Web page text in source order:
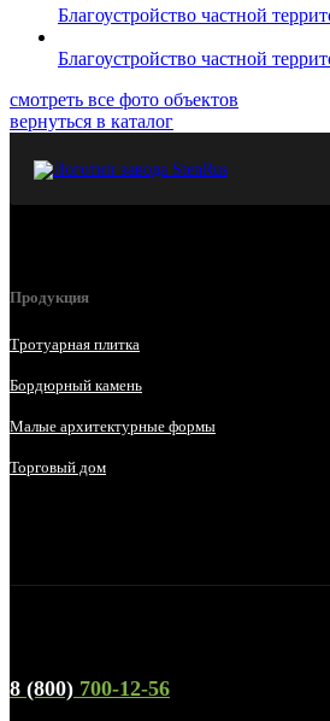
Благоустройство частной
Благоустройство частной
смотреть все фото объектов
вернуться в каталог
Продукция
Тротуарная плитка
Бордюрный камень
Малые архитектурные формы
Торговый дом
8 (800) 700-12-56